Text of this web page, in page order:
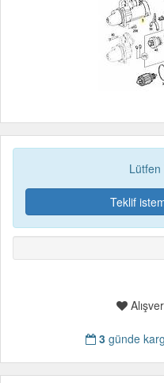
Lütfen
Teklif
3günde